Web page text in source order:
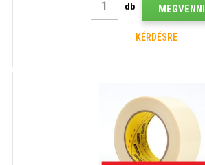
db MEGVENNI
KÉRDÉSRE